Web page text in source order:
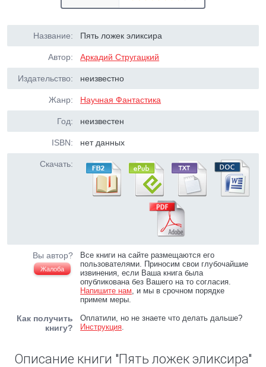
Название: Пять ложек эликсира
Автор: Аркадий Стругацкий
Издательство: неизвестно
Жанр: Научная Фантастика
Год: неизвестен
ISBN: нет данных
Скачать:
Вы автор?
Жалоба
Все книги на сайте размещаются его
пользователями. Приносим свои глубочайшие
извинения, если Ваша книга была
опубликована без Вашего на то согласия.
Напишите нам, и мы в срочном порядке
примем меры.
Как получить
книгу?
Оплатили, но не знаете что делать дальше?
Инструкция.
Описание книги "Пять ложек эликсира"